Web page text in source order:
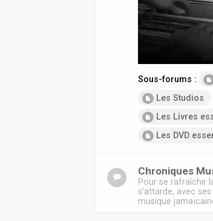
Sous-forums :
Les Studios
Les Livres
Les DVD
Chroniques
Pour se rafraîchir
s'attarde, avec
musique